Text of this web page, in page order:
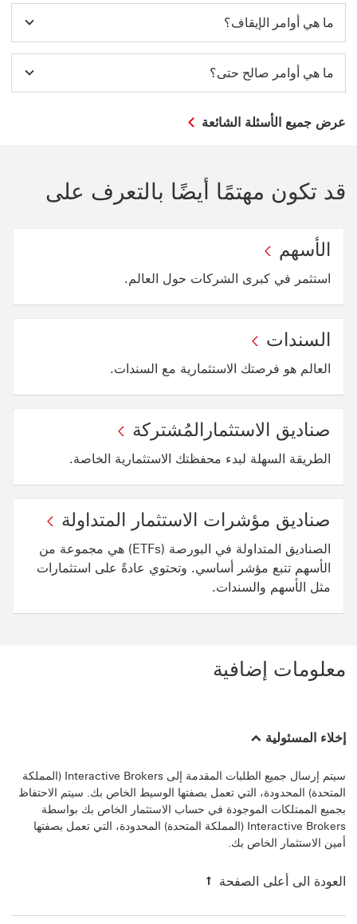
ما هي أوامر الإيقاف؟
ما هي أوامر صالح حتى؟
عرض جميع الأسئلة الشائعة
قد تكون مهتمًا أيضًا بالتعرف على
الأسهم
استثمر في كبرى الشركات حول العالم.
السندات
العالم هو فرصتك الاستثمارية مع السندات.
صناديق الاستثمارالمُشتركة
الطريقة السهلة لبدء محفظتك الاستثمارية الخاصة.
صناديق مؤشرات الاستثمار المتداولة
الصناديق المتداولة في البورصة (ETFs) هي مجموعة من
الأسهم تتبع مؤشر أساسي. وتحتوي عادةً على استثمارات
مثل الأسهم والسندات.
معلومات إضافية
إخلاء المسئولية
سيتم إرسال جميع الطلبات المقدمة إلى Interactive Brokers (المملكة
المتحدة) المحدودة، التي تعمل بصفتها الوسيط الخاص بك. سيتم الاحتفاظ
بجميع الممتلكات الموجودة في حساب الاستثمار الخاص بك بواسطة
Interactive Brokers (المملكة المتحدة) المحدودة، التي تعمل بصفتها
العودة الى أعلى الصفحة